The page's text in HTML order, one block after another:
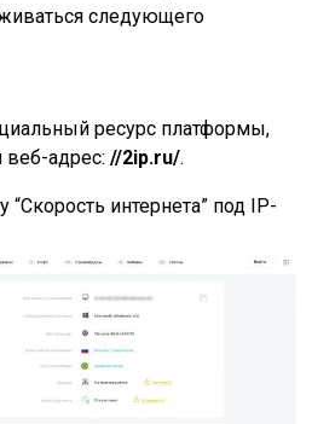
следующего
ресурс платформы,
веб-адрес://2ip.ru/.
“Скорость интернета” под IP-